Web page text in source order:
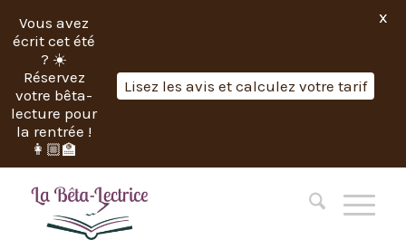
Vous avez
écrit cet été
? ☀️
Réservez
votre bêta-
lecture pour
la rentrée !
👩🏼‍🏫
Lisez les avis et calculez votre tarif
X